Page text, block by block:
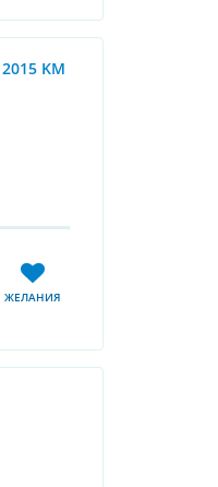
KM
ЖЕЛАНИЯ